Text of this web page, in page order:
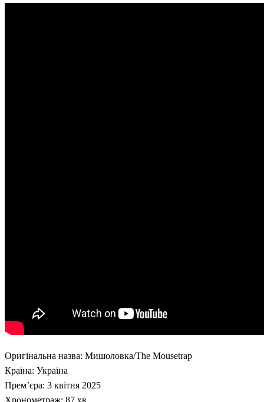
Оригінальна назва: Мишоловка/The Mousetrap
Країна: Україна
Прем’єра: 3 квітня 2025
Хронометраж: 87 хв.